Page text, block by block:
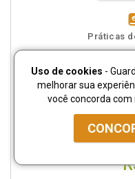
Práticas
ISBN:
Uso de cookies -
melhorar sua
você concorda com